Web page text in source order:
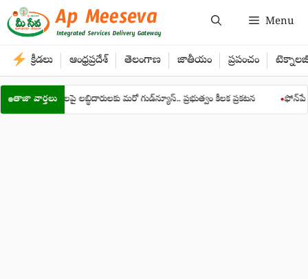
Skip
to
content
Menu
క్రీడలు ఆంధ్రప్రదేశ్ తెలంగాణ జాతీయం ప్రపంచం
తాజా వార్తలు
రూ.13వేలపై లబ్ధిదారులకు మరో గుడ్‌న్యూస్.. ప్రభుత్వం కీలక ప్రకటన ఫోన్‌పే